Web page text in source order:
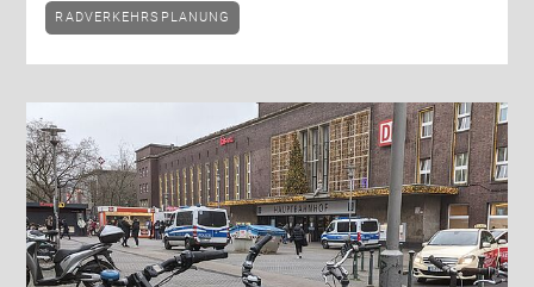
RADVERKEHRSPLANUNG